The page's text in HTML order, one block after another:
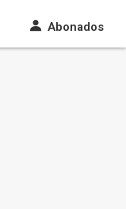
Abonados